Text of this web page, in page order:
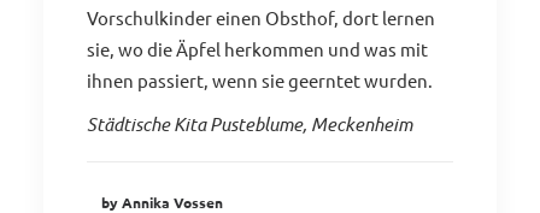
Vorschulkinder einen Obsthof, dort lernen
sie, wo die Äpfel herkommen und was mit
ihnen passiert, wenn sie geerntet wurden.
Städtische Kita Pusteblume, Meckenheim
by Annika Vossen